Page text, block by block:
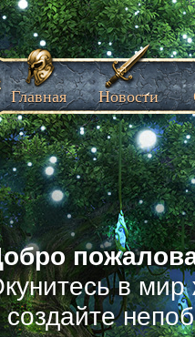
в мир
создайте
Главная Новости